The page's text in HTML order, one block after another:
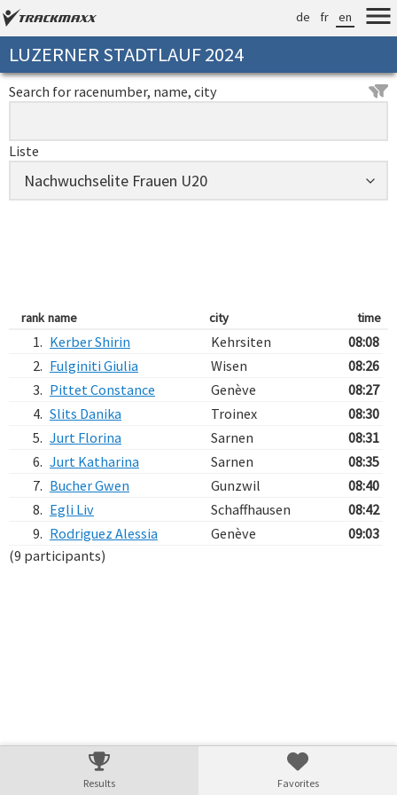
de fr en
LUZERNER STADTLAUF 2024
Search for racenumber, name, city
Liste
rank name city time
1. Kerber Shirin Kehrsiten
08:08
2. Fulginiti Giulia Wisen
08:26
3. Pittet Constance Genève
08:27
4. Slits Danika Troinex
08:30
5. Jurt Florina Sarnen
08:31
6. Jurt Katharina Sarnen
08:35
7. Bucher Gwen Gunzwil
08:40
8. Egli Liv Schaffhausen
08:42
9. Rodriguez Alessia Genève
09:03
(9 participants)
Results Favorites